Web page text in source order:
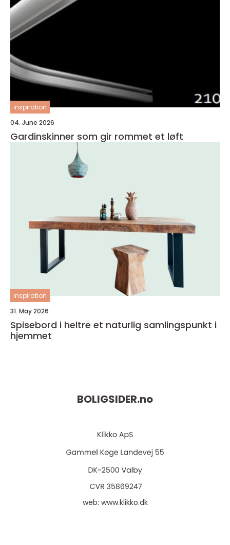
inspiration
04. June 2026
Gardinskinner som gir rommet et løft
inspiration
31. May 2026
Spisebord i heltre et naturlig samlingspunkt i
hjemmet
BOLIGSIDER.no
web: www.klikko.dk